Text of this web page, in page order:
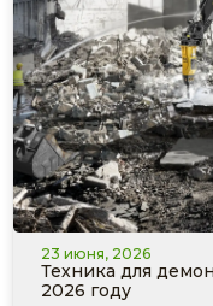
23 июня, 2026
Техника для
2026 году